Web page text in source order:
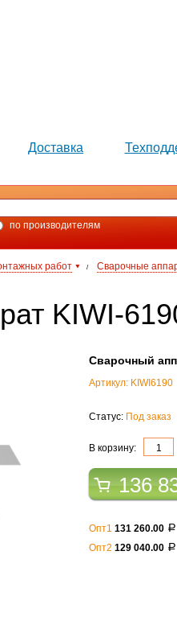
Доставка
по производителям
работ / Сварочные
KIWI-
Сварочный
Артикул: KIWI6190
Статус: Под заказ
В корзину:
136
Опт1 131 260.00 a
Опт2 129 040.00 a